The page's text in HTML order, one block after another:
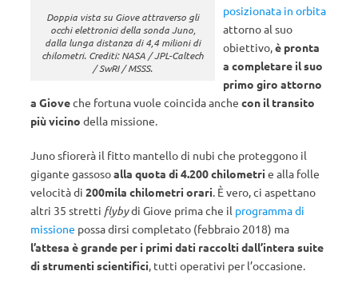
Doppia vista su Giove attraverso gli
occhi elettronici della sonda Juno,
dalla lunga distanza di 4,4 milioni di
chilometri. Crediti: NASA / JPL-Caltech
/ SwRI / MSSS.
posizionata in orbita
attorno al suo
obiettivo,è pronta
a completare il suo
primo giro attorno
a Gioveche fortuna vuole coincida anche con il transito
più vicino della missione.
Juno sfiorerà il fitto mantello di nubi che proteggono il
gigante gassosoalla quota di 4.200 chilometri e alla folle
velocità di 200mila chilometri orari. È vero, ci aspettano
altri 35 stretti flybydi Giove prima che il programma di
missione possa dirsi completato (febbraio 2018) ma
l’attesa è grande per i primi dati raccolti dall’intera suite
di strumenti scientifici, tutti operativi per l’occasione.